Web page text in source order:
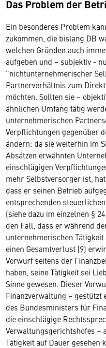
Das Problem der
Ein besonderes Problem
zukommen, die bislang DB
welchen Gründen auch
aufgeben und – subjektiv -
"nichtunternehmerischer
Partnerverhältnis zum
möchten. Sollten sie –
ähnlichen Umfang tätig
unternehmerischen
Verpflichtungen gegenüber
ändern: da sie weiterhin im
Absätzen erwähnten
einschlägigen
mehr Selbstversorger ist,
dass er seinen Betrieb
entsprechenden
(siehe dazu im einzelnen §
den Fall, dass er während
unternehmerischen
einen Gesamtverlust (9)
Vorwurf seitens der
haben, seine Tätigkeit sei
Sinne gewesen. Dieser
Finanzverwaltung – gestützt
des Bundesministers für
die einschlägige
Verwaltungsgerichtshofes –
Tätigkeit auf Dauer gesehen